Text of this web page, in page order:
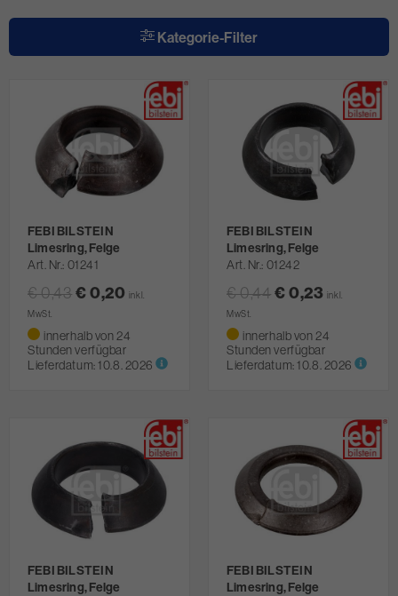
Kategorie-Filter
FEBI BILSTEIN
Limesring, Felge
Art. Nr. 01241
€ 0,43 € 0,20 inkl.
MwSt.
innerhalb von 24
Stunden verfügbar
Lieferdatum: 10.8. 2026
FEBI BILSTEIN
Limesring, Felge
Art. Nr. 01242
€ 0,44 € 0,23 inkl.
MwSt.
innerhalb von 24
Stunden verfügbar
Lieferdatum: 10.8. 2026
FEBI BILSTEIN
Limesring, Felge
FEBI BILSTEIN
Limesring, Felge